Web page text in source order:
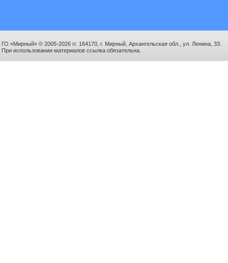
ГО «Мирный» © 2005-2026 гг. 164170, г. Мирный, Архангельская обл., ул. Ленина, 33.
При использовании материалов ссылка обязательна.